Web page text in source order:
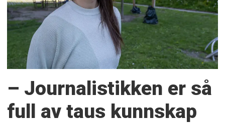
– Journalistikken er så
full av taus kunnskap